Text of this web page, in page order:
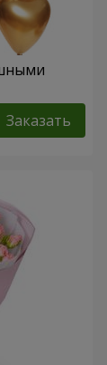
Заказать